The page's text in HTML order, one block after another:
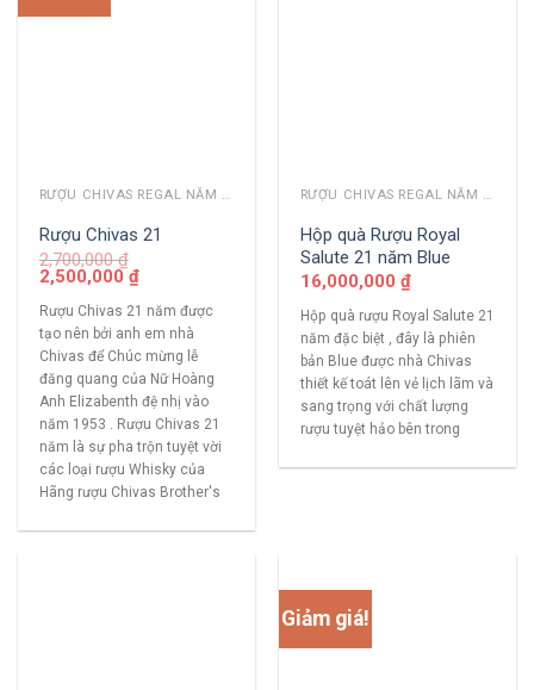
RƯỢU CHIVAS REGAL NĂM CŨ
Rượu Chivas 21
2,700,000₫
2,500,000₫
Rượu Chivas 21 năm được
tạo nên bởi anh em nhà
Chivas để Chúc mừng lễ
đăng quang của Nữ Hoàng
Anh Elizabenth đệ nhị vào
năm 1953 . Rượu Chivas 21
năm là sự pha trộn tuyệt vời
các loại rượu Whisky của
Hãng rượu Chivas Brother's
RƯỢU CHIVAS REGAL NĂM CŨ
Hộp quà Rượu Royal
Salute 21 năm Blue
16,000,000 ₫
Hộp quà rượu Royal Salute 21
năm đặc biệt , đây là phiên
bản Blue được nhà Chivas
thiết kế toát lên vẻ lịch lãm và
sang trọng với chất lượng
rượu tuyệt hảo bên trong
Giảm giá!